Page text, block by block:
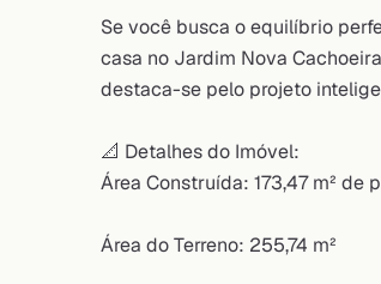
Se você busca o equilíbrio
casa no Jardim Nova
destaca-se pelo projeto
📐 Detalhes do Imóvel:
Área Construída: 173,47 m² de
Área do Terreno: 255,74 m²